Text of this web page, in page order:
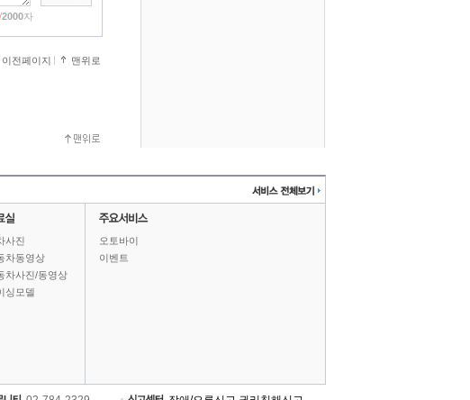
/2000자
이전페이지 맨위로
사진
차동영상
차사진/동영상
싱모델
오토바이
이벤트